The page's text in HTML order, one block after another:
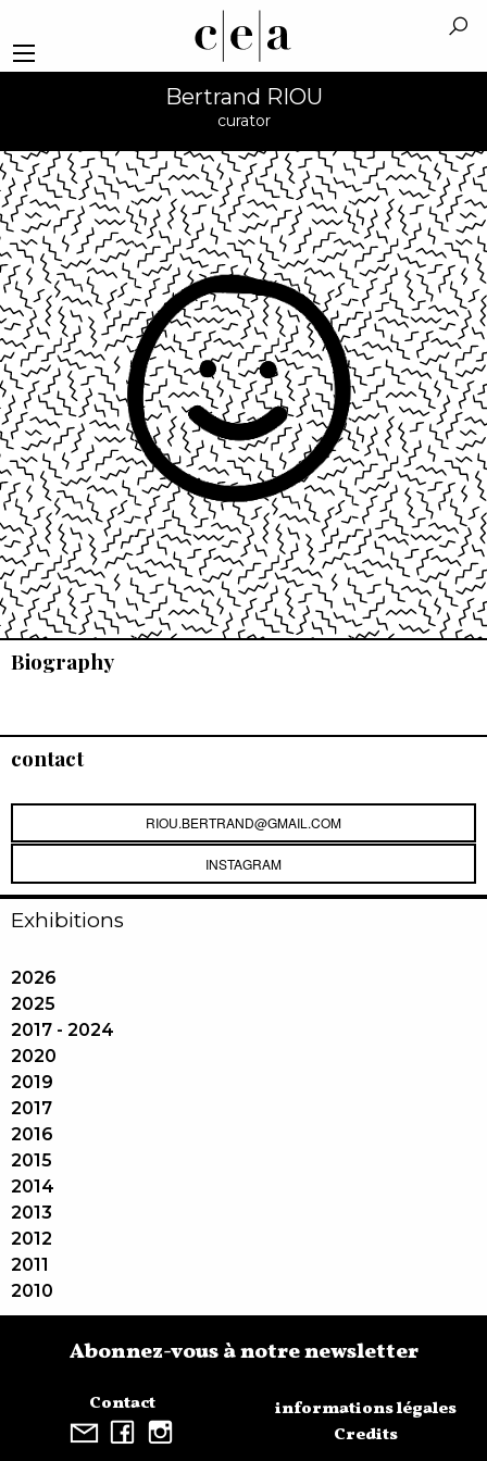
Bertrand RIOU
curator
Biography
contact
RIOU.BERTRAND@GMAIL.COM
INSTAGRAM
Exhibitions
2026
2025
2017 - 2024
2020
2019
2017
2016
2015
2014
2013
2012
2011
2010
Contact
Abonnez-vous à notre newsletter
informations légales
Credits